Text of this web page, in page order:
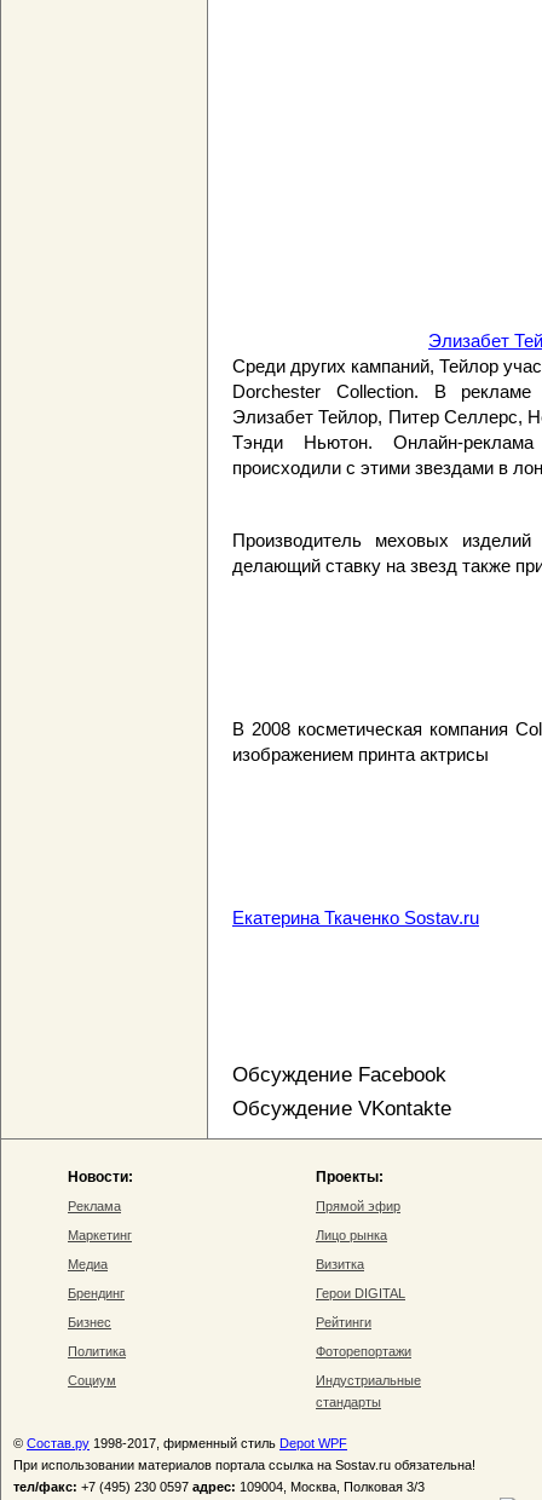
Элизабет
Среди других кампаний, Тейлор
Dorchester Collection. В
Элизабет Тейлор, Питер Селлерс,
Тэнди Ньютон. Онлайн-
происходили с этими звездами в
Производитель меховых
делающий ставку на звезд также
В 2008 косметическая компания
изображением принта актрисы
Екатерина Ткаченко Sostav.ru
Обсуждение Facebook
Обсуждение VKontakte
Новости:
Реклама
Маркетинг
Медиа
Брендинг
Бизнес
Политика
Социум
Проекты:
Прямой эфир
Лицо рынка
Визитка
Герои DIGITAL
Рейтинги
Фоторепортажи
Индустриальные
стандарты
© Состав.ру 1998-2017, фирменный стиль Depot WPF
При использовании материалов портала ссылка на Sostav.ru обязательна!
тел/факс: +7 (495) 230 0597 адрес: 109004, Москва, Полковая 3/3